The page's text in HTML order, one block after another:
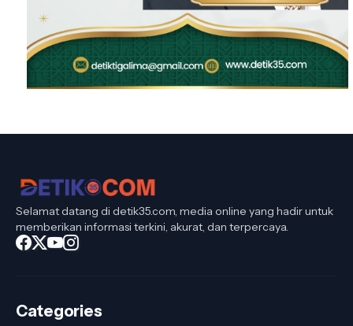
Selamat datang di detik35.com, media online yang hadir untuk
memberikan informasi terkini, akurat, dan terpercaya.
Categories